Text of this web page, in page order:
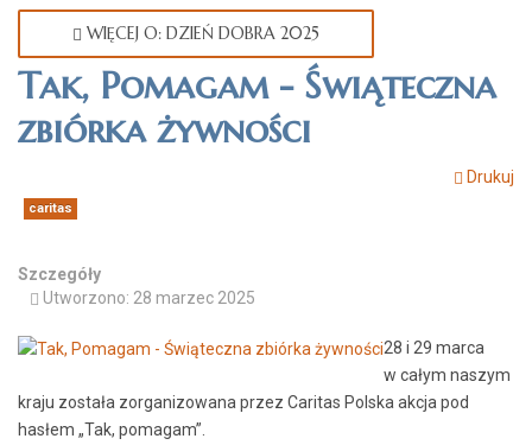
WIĘCEJ O: DZIEŃ DOBRA 2025
Tak, Pomagam - Świąteczna
zbiórka żywności
Drukuj
caritas
Szczegóły
Utworzono: 28 marzec 2025
28 i 29 marca
w całym naszym
kraju została zorganizowana przez Caritas Polska akcja pod
hasłem „Tak, pomagam”.